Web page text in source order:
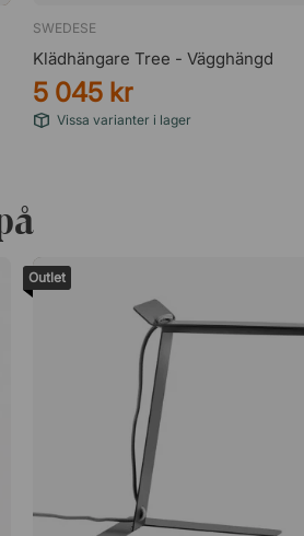
SWEDESE
Klädhängare Tree - Vägghängd
5 045 kr
Vissa varianter i lager
Outlet